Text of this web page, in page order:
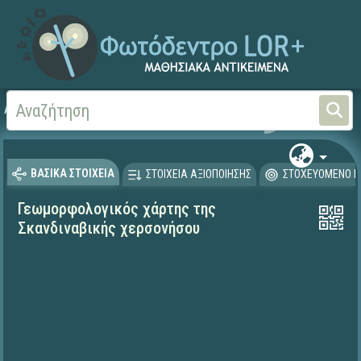
Αρχική Γεωγραφία-Γεωλογία
ΒΑΣΙΚΑ ΣΤΟΙΧΕΙΑ ΣΤΟΙΧΕΙΑ ΑΞΙΟΠΟΙΗΣΗΣ ΣΤΟΧΕΥΟΜΕΝΟ
Γεωμορφολογικός χάρτης της
Σκανδιναβικής χερσονήσου